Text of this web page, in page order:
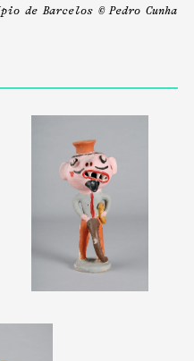
de Barcelos © Pedro Cunha